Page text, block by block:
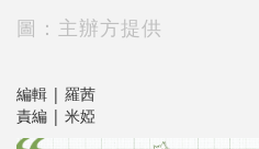
圖：主辦方提供
編輯 | 羅茜
責編 | 米婭